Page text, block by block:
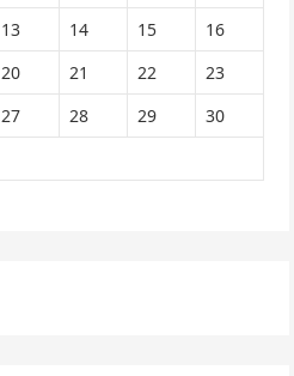
13 14 15
16
20 21 22
23
27 28 29
30